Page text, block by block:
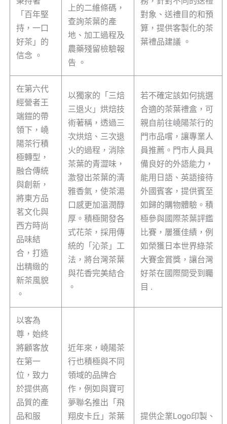
「百年堅
持，一口
好茶」的
信念 。
上的二維條碼，
查詢茶葉的產
地、加工過程及
農藥殘留檢驗報
告 。
對象、送禮目的和預
算，提供客製化的茶
葉禮品建議 。
在第六代
經營者王
端鎧的帶
領下，嶢
陽茶行積
極轉型，
融合傳統
與創新，
將東方品
茗文化與
西方時尚
品味結
合，打造
出精緻的
新茶風貌
。
以獨家的「三焙
三退火」烘焙技
術著稱，透過三
次烘焙、三次退
火的過程，消除
茶葉的青澀味，
激發出茶葉的清
雅香氣，使茶湯
口感更加溫潤醇
厚。積極開發各
式花茶，採用傳
統的「沁茶」工
法，將台灣茶葉
與花香完美結合
。
若不確定該如何挑選
合適的茶葉禮盒，可
親自前往嶢陽茶行的
門市品嚐，讓專業人
員推薦。門市人員具
備良好的外語能力，
能用日語、英語接待
外國賓客，提供賓至
如歸的購物體驗。積
極參與國際茶葉評鑑
比賽，屢獲佳績，例
如榮獲日本世界綠茶
大賽金賞獎，讓台灣
好茶在國際間受到矚
目 .
以客為
尊，始終
將顧客放
在第一
位，致力
於提供高
品質的產
品和服
近年來，嶢陽茶
行也積極與不同
領域的品牌合
作，例如與寶可
夢聯名推出「飛
翔皮卡丘」茶葉
提供企業Logo印製、